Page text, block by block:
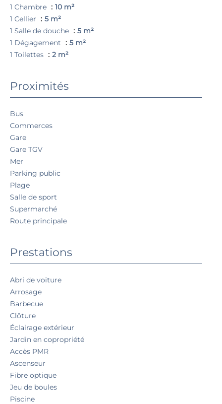
1 Chambre
10 m²
1 Cellier
5 m²
1 Salle de douche
5 m²
1 Dégagement
5 m²
1 Toilettes
2 m²
Proximités
Bus
Commerces
Gare
Gare TGV
Mer
Parking public
Plage
Salle de sport
Supermarché
Route principale
Prestations
Abri de voiture
Arrosage
Barbecue
Clôture
Éclairage extérieur
Jardin en copropriété
Accès PMR
Ascenseur
Fibre optique
Jeu de boules
Piscine